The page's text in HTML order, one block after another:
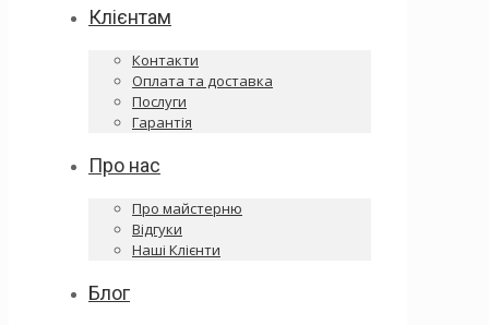
Клієнтам
Контакти
Оплата та доставка
Послуги
Гарантія
Про нас
Про майстерню
Відгуки
Наші Клієнти
Блог